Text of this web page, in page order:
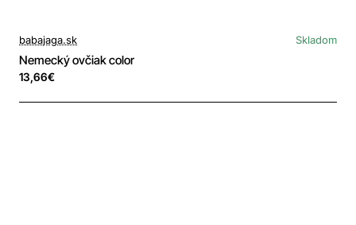
babajaga.sk Skladom
Nemecký ovčiak color
13,66€